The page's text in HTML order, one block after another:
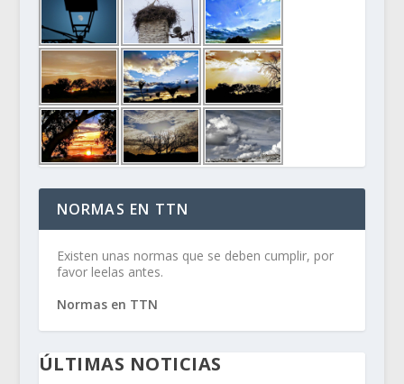
NORMAS EN TTN
Existen unas normas que se deben cumplir, por
favor leelas antes.
Normas en TTN
ÚLTIMAS NOTICIAS